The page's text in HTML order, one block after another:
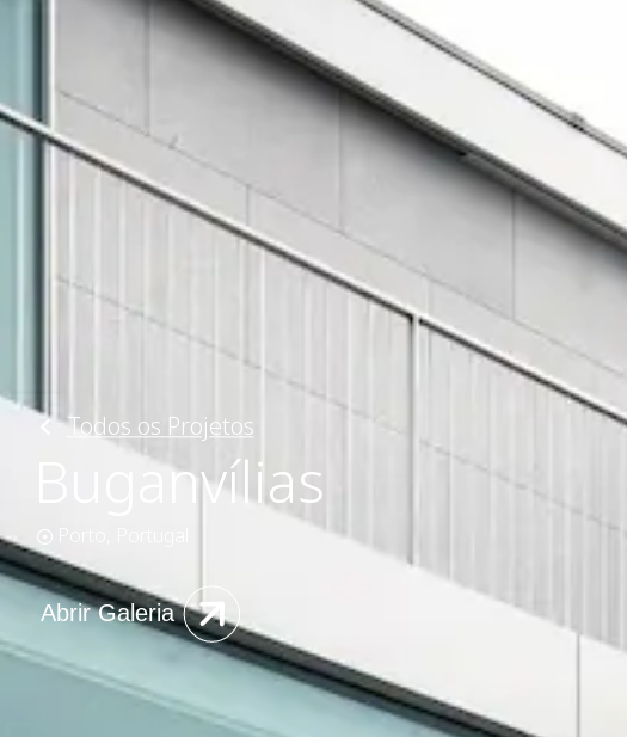
Todos os Projetos
Buganvílias
Abrir Galeria